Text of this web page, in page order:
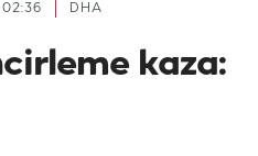
DHA
kaza: